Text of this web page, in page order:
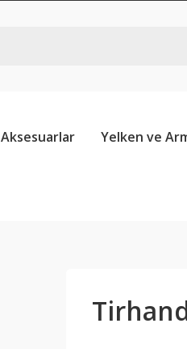
Aksesuarlar Yelken ve